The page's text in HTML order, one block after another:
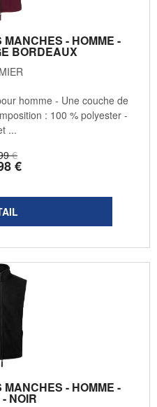
- HOMME -
BORDEAUX
€
€
homme - Une couche de
: 100 % polyester -
...
- HOMME -
NOIR